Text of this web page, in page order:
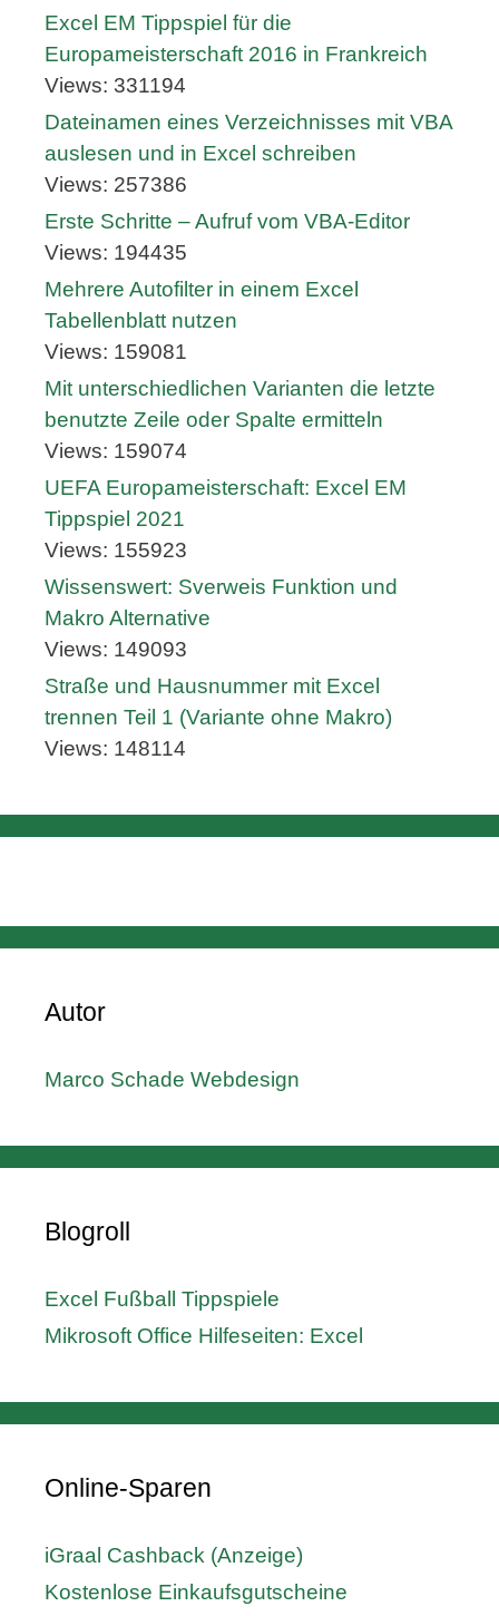
Excel EM Tippspiel für die
Europameisterschaft 2016 in Frankreich
Views: 331194
Dateinamen eines Verzeichnisses mit VBA
auslesen und in Excel schreiben
Views: 257386
Erste Schritte – Aufruf vom VBA-Editor
Views: 194435
Mehrere Autofilter in einem Excel
Tabellenblatt nutzen
Views: 159081
Mit unterschiedlichen Varianten die letzte
benutzte Zeile oder Spalte ermitteln
Views: 159074
UEFA Europameisterschaft: Excel EM
Tippspiel 2021
Views: 155923
Wissenswert: Sverweis Funktion und
Makro Alternative
Views: 149093
Straße und Hausnummer mit Excel
trennen Teil 1 (Variante ohne Makro)
Views: 148114
Autor
Marco Schade Webdesign
Blogroll
Excel Fußball Tippspiele
Mikrosoft Office Hilfeseiten: Excel
Online-Sparen
iGraal Cashback (Anzeige)
Kostenlose Einkaufsgutscheine